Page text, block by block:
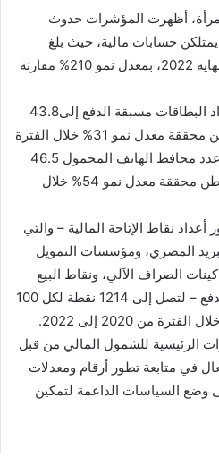
أظهرت المؤشرات حدوث
حسابات مالية، حيث بلغ
عددهن 18.3 مليون سيدة في نهاية 2022، بمعدل نمو 210% مقارنة
وفي سياق متصل، ارتفعت أعداد البطاقات مسبقة الدفع إلى43.8
ألف بطاقة لكل 100 ألف مواطن محققة معدل نمو 31% خلال الفترة
من 2020 إلى 2022، فيما بلغ عدد محافظ الهاتف المحمول 46.5
ألف محفظة لكل 100 ألف مواطن محققة معدل نمو 54% خلال
نقاط الإتاحة المالية – والتي
المصري، ومؤسسات التمويل
الصراف الآلي، ونقاط البيع
الإلكترونية، ومقدمي خدمات الدفع – لتصل إلى 1214 نقطة لكل 100
الرئيسية للشمول المالي من قبل
في متابعة تطور أرقام ومعدلات
وضع السياسات الداعمة لتمكين